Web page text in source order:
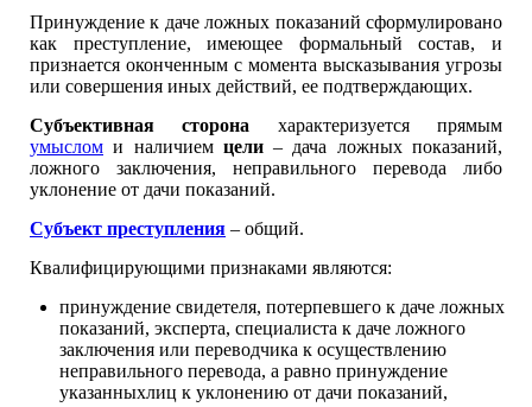
Принуждение к даче ложных показаний сформулировано
как преступление, имеющее формальный состав, и
признается оконченным с момента высказывания угрозы
или совершения иных действий, ее подтверждающих.
Субъективная сторона характеризуется прямым
умыслом и наличием цели– дача ложных показаний,
ложного заключения, неправильного перевода либо
уклонение от дачи показаний.
Субъект преступления – общий.
Квалифицирующими признаками являются:
принуждение свидетеля, потерпевшего к даче ложных
показаний, эксперта, специалиста к даче ложного
заключения или переводчика к осуществлению
неправильного перевода, а равно принуждение
указанныхлиц к уклонению от дачи показаний,